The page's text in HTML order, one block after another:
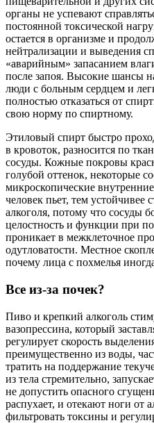
органы не успевают
постоянной токсической
остается в организме и
нейтрализации и выведения
«аварийным» запасанием
после запоя. Высокие шансы
люди с больным сердцем и
полностью отказаться от
свою норму по спиртному.
Этиловый спирт быстро
в кровоток, разносится по
сосуды. Кожные покровы
голубой оттенок, некоторые
микроскопические
человек пьет, тем устойчивее
алкоголя, потому что сосуды
целостность и функции при
проникает в межклеточное
одутловатости. Местное
почему лица с похмелья
Все из-за почек?
Пиво и крепкий алкоголь
вазопрессина, который
регулирует скорость
преимущественно из воды,
тратить на поддержание
из тела стремительно,
не допустить опасного
распухает, и отекают ноги от
фильтровать токсины и